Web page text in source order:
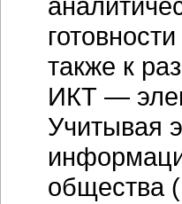
также к
ИКТ —
Учитывая
общества